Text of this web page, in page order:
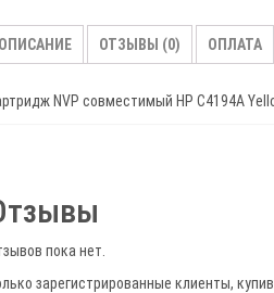
ОПИСАНИЕ ОТЗЫВЫ (0) ОПЛАТА
NVP совместимый HP C4194A
пока нет.
зарегистрированные клиенты,